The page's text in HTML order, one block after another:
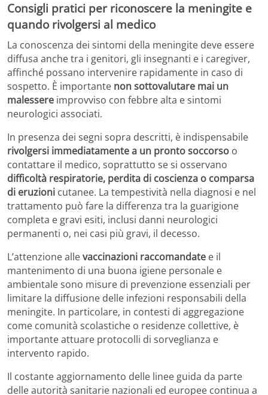
Consigli pratici per riconoscere la meningite e
quando rivolgersi al medico
La conoscenza dei sintomi della meningite deve essere
diffusa anche tra i genitori, gli insegnanti e i caregiver,
affinché possano intervenire rapidamente in caso di
sospetto. È importante non sottovalutare mai un
malessere improvviso con febbre alta e sintomi
neurologici associati.
In presenza dei segni sopra descritti, è indispensabile
rivolgersi immediatamente a un pronto soccorso o
contattare il medico, soprattutto se si osservano
difficoltà respiratorie, perdita di coscienza o comparsa
di eruzioni cutanee. La tempestività nella diagnosi e nel
trattamento può fare la differenza tra la guarigione
completa e gravi esiti, inclusi danni neurologici
permanenti o, nei casi più gravi, il decesso.
L’attenzione allevaccinazioni raccomandate e il
mantenimento di una buona igiene personale e
ambientale sono misure di prevenzione essenziali per
limitare la diffusione delle infezioni responsabili della
meningite. In particolare, in contesti di aggregazione
come comunità scolastiche o residenze collettive, è
importante attuare protocolli di sorveglianza e
intervento rapido.
Il costante aggiornamento delle linee guida da parte
delle autorità sanitarie nazionali ed europee continua a